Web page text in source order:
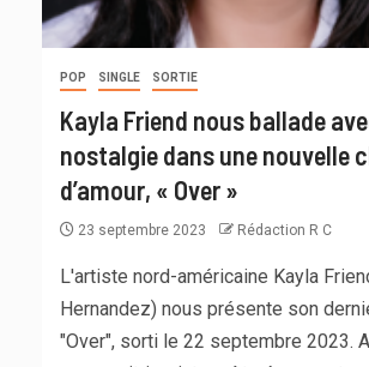
POP SINGLE SORTIE
Kayla Friend nous ballade
nostalgie dans une nouvelle
d’amour, « Over »
23 septembre 2023 Rédaction R C
L'artiste nord-américaine Kayla
Hernandez) nous présente son
"Over", sorti le 22 septembre 2023.